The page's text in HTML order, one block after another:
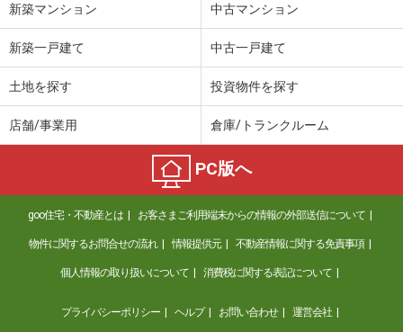
新築マンション 中古マンション
新築一戸建て 中古一戸建て
土地を探す 投資物件を探す
店舗/事業用 倉庫/トランクルーム
PC版へ
goo住宅・不動産とは お客さまご利用端末からの情報の外部送信について
物件に関するお問合せの流れ 情報提供元 不動産情報に関する免責事項
個人情報の取り扱いについて 消費税に関する表記について
プライバシーポリシー ヘルプ お問い合わせ 運営会社